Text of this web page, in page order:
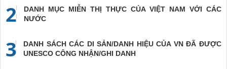
2
DANH MỤC MIỄN THỊ THỰC CỦA VIỆT NAM VỚI CÁC
NƯỚC
3
DANH SÁCH CÁC DI SẢN/DANH HIỆU CỦA VN ĐÃ ĐƯỢC
UNESCO CÔNG NHẬN/GHI DANH